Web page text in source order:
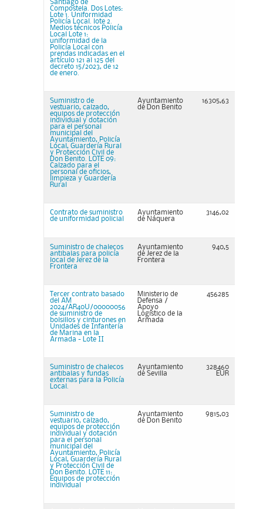
Santiago de
Compostela. Dos Lotes:
Lote 1. Uniformidad
Policía Local. lote 2.
Medios técnicos Policía
Local Lote 1:
uniformidad de la
Policía Local con
prendas indicadas en el
artículo 121 al 125 del
decreto 15/2023, de 12
de enero.
Suministro de
vestuario, calzado,
equipos de protección
individual y dotación
para el personal
municipal del
Ayuntamiento, Policía
Local, Guardería Rural
y Protección Civil de
Don Benito. LOTE 09:
Calzado para el
personal de oficios,
limpieza y Guardería
Rural
Ayuntamiento
de Don Benito
16305,63
Contrato de suministro
de uniformidad policial
Ayuntamiento
de Náquera
3146,02
Suministro de chalecos
antibalas para policía
local de Jerez de la
Frontera
Ayuntamiento
de Jerez de la
Frontera
940,5
Tercer contrato basado
del AM
2024/AR40U/00000056
de suministro de
bolsillos y cinturones en
Unidades de Infantería
de Marina en la
Armada - Lote II
Ministerio de
Defensa /
Apoyo
Logístico de la
Armada
456285
Suministro de chalecos
antibalas y fundas
externas para la Policía
Local.
Ayuntamiento
de Sevilla
328460
EUR
Suministro de
vestuario, calzado,
equipos de protección
individual y dotación
para el personal
municipal del
Ayuntamiento, Policía
Local, Guardería Rural
y Protección Civil de
Don Benito. LOTE 11:
Equipos de protección
individual
Ayuntamiento
de Don Benito
9815,03